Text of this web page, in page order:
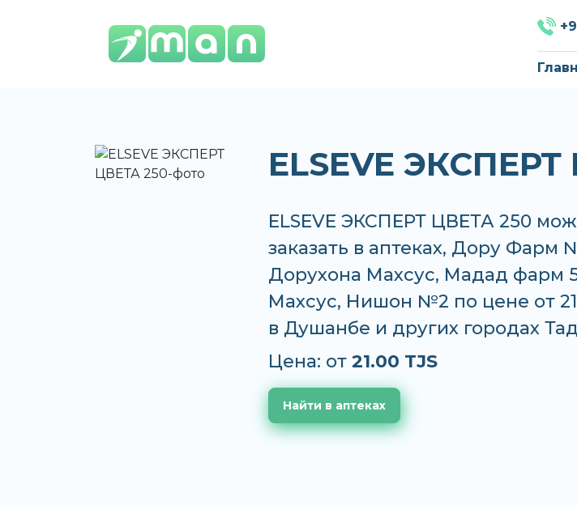
ELSEVE
ELSEVE ЭКСПЕРТ ЦВЕТА 250
заказать в аптеках, Дору
Дорухона Махсус, Мадад фарм
Махсус, Нишон №2 по цене от
в Душанбе и других городах
Цена: от 21.00 TJS
Найти в аптеках